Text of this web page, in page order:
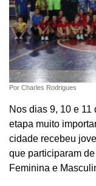
Por Charles Rodrigues
Nos dias 9, 10 e
etapa muito
cidade recebeu
que participaram
Feminina e